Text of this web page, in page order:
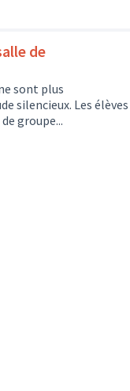
de
sont plus
silencieux. Les élèves
groupe...